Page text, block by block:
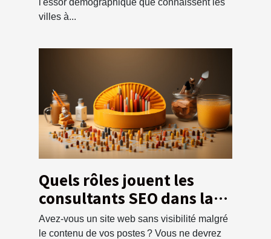
l'essor démographique que connaissent les
villes à...
Quels rôles jouent les
consultants SEO dans la
visibilité d’un site web ?
Avez-vous un site web sans visibilité malgré
le contenu de vos postes ? Vous ne devrez